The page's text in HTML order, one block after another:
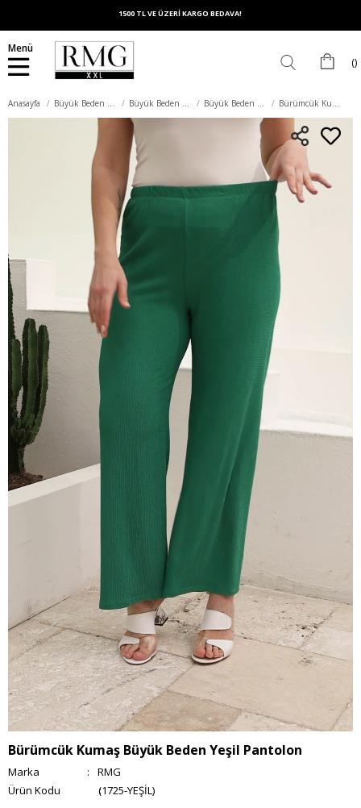
1500 TL VE ÜZERİ KARGO BEDAVA!
Menü
Anasayfa Büyük Beden Alt Giyim Büyük Beden Pantolon Büyük Beden Kumaş Pantolon Bürümcük Kumaş Büyük Beden Yeşil Pantolon
Bürümcük Kumaş Büyük Beden Yeşil Pantolon
Marka :
RMG
(1725-YEŞİL)